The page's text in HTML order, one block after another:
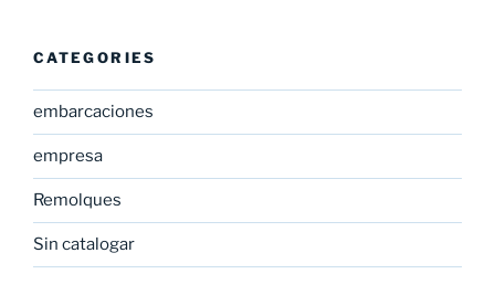
CATEGORIES
embarcaciones
empresa
Remolques
Sin catalogar